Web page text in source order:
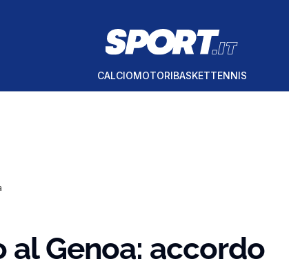
CALCIOMOTORIBASKETTENNIS
al Genoa: accordo